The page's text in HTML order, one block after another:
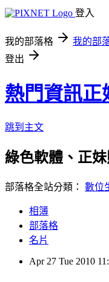
登入
我的部落格 我的部
登出
熱門資訊正
跳到主文
綠色軟體、正
部落格全站分類： 數位
相簿
部落格
名片
Apr 27 Tue 2010